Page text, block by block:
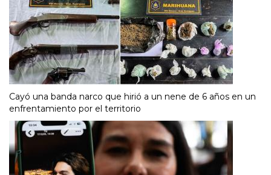
Cayó una banda narco que hirió a un nene de 6 años en un
enfrentamiento por el territorio